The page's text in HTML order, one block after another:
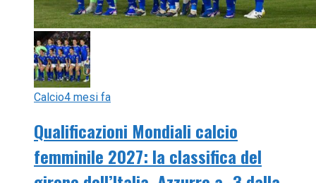
Calcio4 mesi fa
Qualificazioni Mondiali calcio
femminile 2027: la classifica del